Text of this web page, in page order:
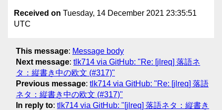
Received on Tuesday, 14 December 2021 23:35:51
UTC
This message: Message body
Next message: tlk714 via GitHub: "Re: [jlreq] 落語ネ
タ：縦書き中の欧文 (#317)"
Previous message: tlk714 via GitHub: "Re: [jlreq] 落語
ネタ：縦書き中の欧文 (#317)"
In reply to: tlk714 via GitHub: "[jlreq] 落語ネタ：縦書き